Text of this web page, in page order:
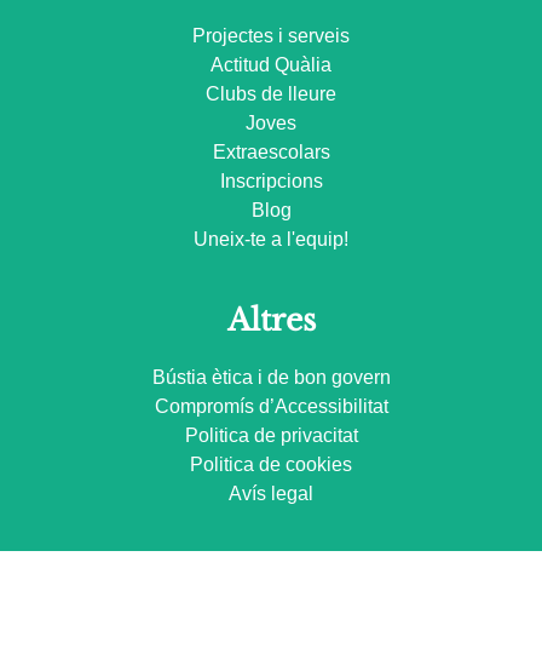
Projectes i serveis
Actitud Quàlia
Clubs de lleure
Joves
Extraescolars
Inscripcions
Blog
Uneix-te a l'equip!
Altres
Bústia ètica i de bon govern
Compromís d’Accessibilitat
Politica de privacitat
Politica de cookies
Avís legal